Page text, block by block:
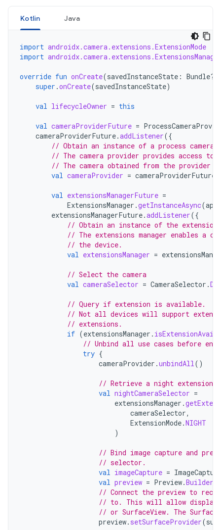
Kotlin Java
import androidx.camera.extensions.ExtensionMode
import
override fun onCreate(savedInstanceState : Bundle?)
super .onCreate(savedInstanceState)
val lifecycleOwner = this
val cameraProviderFuture =
cameraProviderFuture.addListener({
// Obtain an instance of a process camera
// The camera provider provides access
// The camera obtained from the
val cameraProvider = cameraProviderFuture
val extensionsManagerFuture =
ExtensionsManager .getInstanceAsync(
extensionsManagerFuture.addListener({
// Obtain an instance of the extensions
// The extensions manager enables a
// the device.
val extensionsManager =
// Select the camera
val cameraSelector = CameraSelector .
// Query if extension is available.
// Not all devices will support
// extensions.
if (extensionsManager .
// Unbind all use cases before
try {
cameraProvider .unbindAll ()
// Retrieve a night extension
val nightCameraSelector =
extensionsManager .
cameraSelector,
ExtensionMode.NIGHT
)
// Bind image capture and
// selector.
val imageCapture =
val preview = Preview.Builder
// Connect the preview to
// to. This will allow
// or SurfaceView. The
preview. setSurfaceProvider(